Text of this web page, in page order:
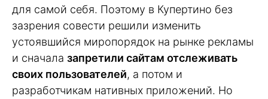
для самой себя. Поэтому в Купертино без
зазрения совести решили изменить
устоявшийся миропорядок на рынке рекламы
и сначала запретили сайтам отслеживать
своих пользователей, а потом и
разработчикам нативных приложений. Но